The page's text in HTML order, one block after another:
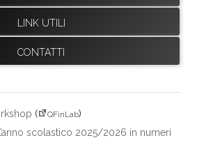
LINK UTILI
CONTATTI
( QFinLab)
scolastico 2025/2026 in numeri